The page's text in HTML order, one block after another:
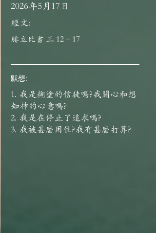
2026年5月17日
經文:
腓立比書 三 12–17
默想:
1. 我是糊塗的信徒嗎?我關心和想
知神的心意嗎?
2. 我是在停止了追求嗎?
3. 我被甚麼困住?我有甚麼打算?